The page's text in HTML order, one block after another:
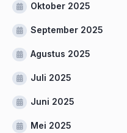
Oktober 2025
September 2025
Agustus 2025
Juli 2025
Juni 2025
Mei 2025